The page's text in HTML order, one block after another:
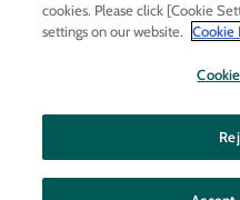
cookies. Please click [Cookie
settings on our website. Cookie